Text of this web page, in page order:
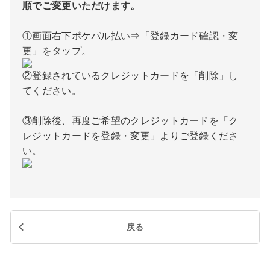
順でご変更いただけます。
①画面右下ポケパル払い⇒「登録カード確認・変
更」をタップ。
②登録されているクレジットカードを「削除」し
てください。
③削除後、再度ご希望のクレジットカードを「ク
レジットカードを登録・変更」よりご登録くださ
い。
戻る